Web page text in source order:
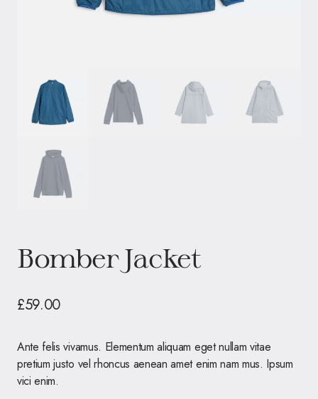
Bomber Jacket
£59.00
Ante felis vivamus. Elementum aliquam eget nullam vitae
pretium justo vel rhoncus aenean amet enim nam mus. Ipsum
vici enim.